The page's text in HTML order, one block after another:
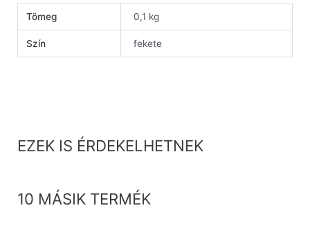
Tömeg 0,1 kg
Szín fekete
EZEK IS ÉRDEKELHETNEK
10 MÁSIK TERMÉK